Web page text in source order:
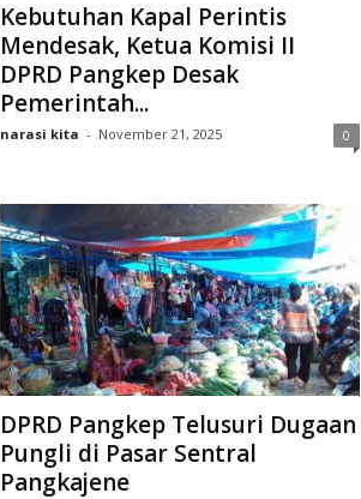
Kebutuhan Kapal Perintis
Mendesak, Ketua Komisi II
DPRD Pangkep Desak
Pemerintah...
narasi kita - November 21, 2025 0
DPRD Pangkep Telusuri Dugaan
Pungli di Pasar Sentral
Pangkajene